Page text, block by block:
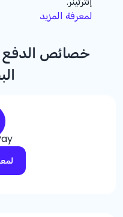
لمعرفة المزيد
خصائص الدفع